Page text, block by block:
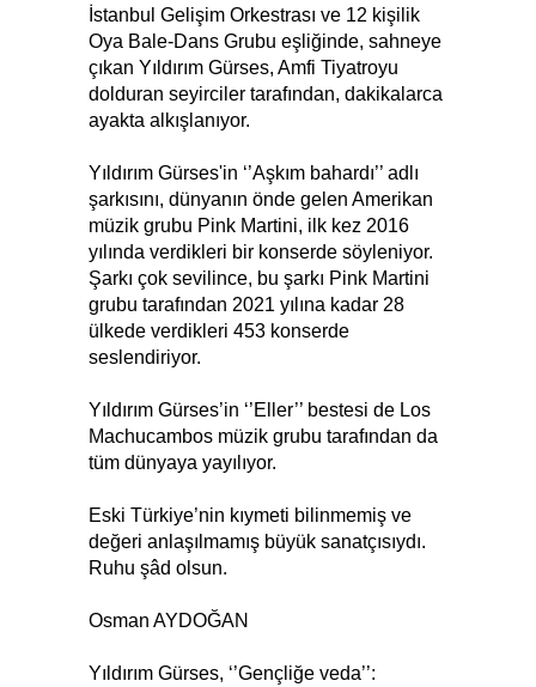
İstanbul Gelişim Orkestrası ve 12 kişilik
Oya Bale-Dans Grubu eşliğinde, sahneye
çıkan Yıldırım Gürses, Amfi Tiyatroyu
dolduran seyirciler tarafından, dakikalarca
ayakta alkışlanıyor.
Yıldırım Gürses'in ‘’Aşkım bahardı’’ adlı
şarkısını, dünyanın önde gelen Amerikan
müzik grubu Pink Martini, ilk kez 2016
yılında verdikleri bir konserde söyleniyor.
Şarkı çok sevilince, bu şarkı Pink Martini
grubu tarafından 2021 yılına kadar 28
ülkede verdikleri 453 konserde
seslendiriyor.
Yıldırım Gürses’in ‘’Eller’’ bestesi de Los
Machucambos müzik grubu tarafından da
tüm dünyaya yayılıyor.
Eski Türkiye’nin kıymeti bilinmemiş ve
değeri anlaşılmamış büyük sanatçısıydı.
Ruhu şâd olsun.
Osman AYDOĞAN
Yıldırım Gürses, ‘’Gençliğe veda’’: